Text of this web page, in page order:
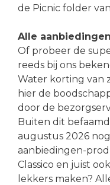
de Picnic folder
Alle
Of probeer de
reeds bij ons
Water korting van
hier de
door de
Buiten dit
augustus 2026
aanbiedingen-
Classico en juist
lekkers maken?